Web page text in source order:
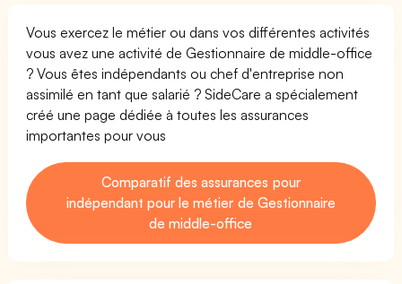
Vous exercez le métier ou dans vos différentes activités
vous avez une activité de Gestionnaire de middle-office
? Vous êtes indépendants ou chef d'entreprise non
assimilé en tant que salarié ? SideCare a spécialement
créé une page dédiée à toutes les assurances
importantes pour vous
Comparatif des assurances pour
indépendant pour le métier de Gestionnaire
de middle-office